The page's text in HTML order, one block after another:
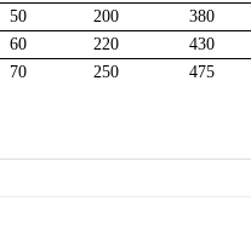
50 200 380
60 220 430
70 250 475